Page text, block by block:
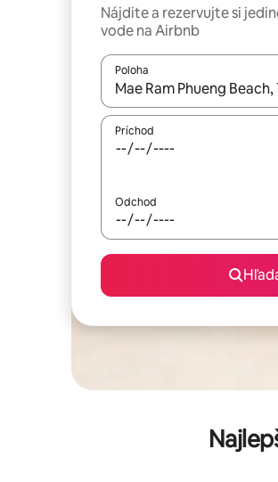
Nájdite a rezervujte si
vode na Airbnb
Poloha
Keď budú výsledky k
Príchod
Odchod